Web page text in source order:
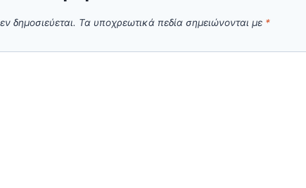
δημοσιεύεται. Τα υποχρεωτικά πεδία σημειώνονται με *